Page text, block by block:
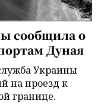
сообщила о
Дуная
Украины
на проезд к
границе.